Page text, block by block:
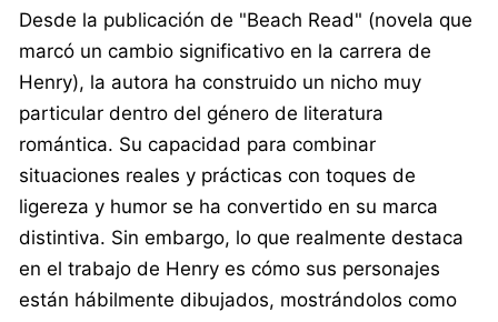
Desde la publicación de "Beach Read" (novela que
marcó un cambio significativo en la carrera de
Henry), la autora ha construido un nicho muy
particular dentro del género de literatura
romántica. Su capacidad para combinar
situaciones reales y prácticas con toques de
ligereza y humor se ha convertido en su marca
distintiva. Sin embargo, lo que realmente destaca
en el trabajo de Henry es cómo sus personajes
están hábilmente dibujados, mostrándolos como